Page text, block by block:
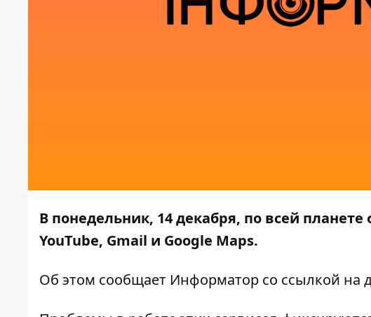
В понедельник, 14 декабря, по всей
YouTube, Gmail и Google Maps.
Об этом сообщает Информатор со ссылкой на